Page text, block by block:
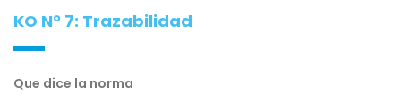
KO N° 7: Trazabilidad
Que dice la norma